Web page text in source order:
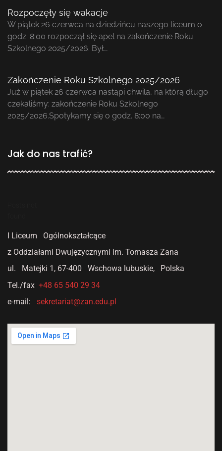
Rozpoczęły się wakacje
W piątek 26 czerwca na dziedzińcu naszego liceum o
godz. 8:00 rozpoczął się apel na zakończenie Roku
Szkolnego 2025/2026. Był…
Zakończenie Roku Szkolnego 2025/2026
Już w piątek 26 czerwca nastąpi chwila, na którą długo
czekaliśmy: zakończenie Roku Szkolnego
2025/2026.Spotykamy się o godz. 8:00 na…
Jak do nas trafić?
I Liceum Ogólnokształcące
z Oddziałami Dwujęzycznymi im. Tomasza Zana
ul. Matejki 1, 67-400 Wschowa lubuskie, Polska
Tel./fax +48 65 540 29 34
e-mail: sekretariat@zan.edu.pl